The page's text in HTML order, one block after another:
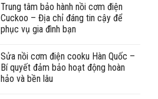
Trung tâm bảo hành nồi cơm điện
Cuckoo – Địa chỉ đáng tin cậy để
phục vụ gia đình bạn
Sửa nồi cơm điện cooku Hàn Quốc –
Bí quyết đảm bảo hoạt động hoàn
hảo và bền lâu